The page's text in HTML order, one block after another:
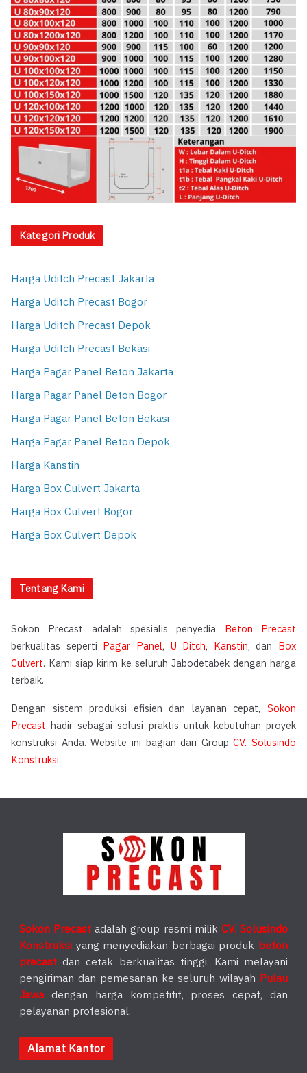
Kategori Produk
Harga Uditch Precast Jakarta
Harga Uditch Precast Bogor
Harga Uditch Precast Depok
Harga Uditch Precast Bekasi
Harga Pagar Panel Beton Jakarta
Harga Pagar Panel Beton Bogor
Harga Pagar Panel Beton Bekasi
Harga Pagar Panel Beton Depok
Harga Kanstin
Harga Box Culvert Jakarta
Harga Box Culvert Bogor
Harga Box Culvert Depok
Tentang Kami
Sokon Precast adalah spesialis penyedia Beton Precast
berkualitas seperti Pagar Panel, U Ditch, Kanstin, dan Box
Culvert. Kami siap kirim ke seluruh Jabodetabek dengan harga
terbaik.
Dengan sistem produksi efisien dan layanan cepat, Sokon
Precast hadir sebagai solusi praktis untuk kebutuhan proyek
konstruksi Anda. Website ini bagian dari GroupCV. Solusindo
Konstruksi.
Sokon Precast adalah group resmi milik CV. Solusindo
Konstruksi yang menyediakan berbagai produk beton
precast dan cetak berkualitas tinggi. Kami melayani
pengiriman dan pemesanan ke seluruh wilayah Pulau
Jawadengan harga kompetitif, proses cepat, dan
pelayanan profesional.
Alamat Kantor